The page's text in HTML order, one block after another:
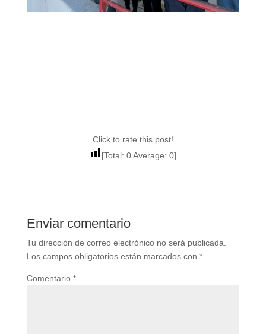
Click to rate this post!
[Total:0 Average:0]
Enviar comentario
Tu dirección de correo electrónico no será publicada.
Los campos obligatorios están marcados con
Comentario*